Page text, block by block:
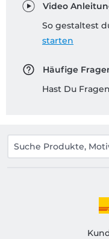
Video
So gestaltest
starten
Häufige
Hast Du